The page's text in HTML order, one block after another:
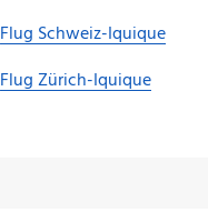
Flug Schweiz-Iquique
Flug Zürich-Iquique